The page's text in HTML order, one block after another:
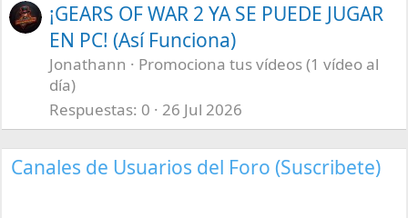
¡GEARS OF WAR 2 YA SE PUEDE JUGAR
EN PC! (Así Funciona)
Jonathann
Promociona tus vídeos (1 vídeo al
día)
Respuestas 0 26 Jul 2026
Canales de Usuarios del Foro (Suscribete)